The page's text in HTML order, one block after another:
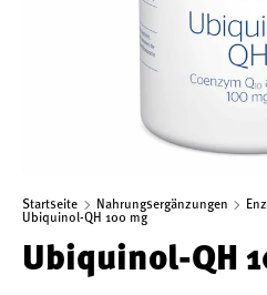
Startseite Nahrungsergänzungen
Ubiquinol-QH 100 mg
Ubiquinol-QH